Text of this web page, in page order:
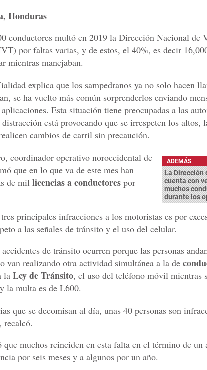
Honduras
conductores multó en 2019 la Dirección Nacional de
por faltas varias, y de estos, el 40%, es decir
mientras manejaban.
explica que los sampedranos ya no solo hacen
se ha vuelto más común sorprenderlos enviando
Esta situación tiene preocupadas a las
distracción está provocando que se irrespeten los altos,
cambios de carril sin precaución.
ADEMÁS
La Dirección
cuenta con
muchos
durante los
coordinador operativo noroccidental de
que en lo que va de este mes han
de mil licencias a conductores por
principales infracciones a los motoristas es por
a las señales de tránsito y el uso del celular.
de tránsito ocurren porque las personas
van realizando otra actividad simultánea a la de
la Ley de Tránsito, el uso del teléfono móvil mientras
la multa es de L600.
que se decomisan al día, unas 40 personas son
recalcó.
muchos reinciden en esta falta en el término de un
por seis meses y a algunos por un año.